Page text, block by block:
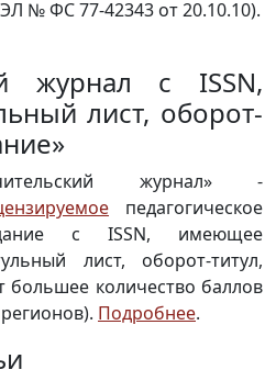
№ ФС 77-42343 от 20.10.10).
журнал с ISSN,
лист, оборот-
журнал» -
педагогическое
с ISSN, имеющее
лист, оборот-титул,
большее количество баллов
Подробнее.